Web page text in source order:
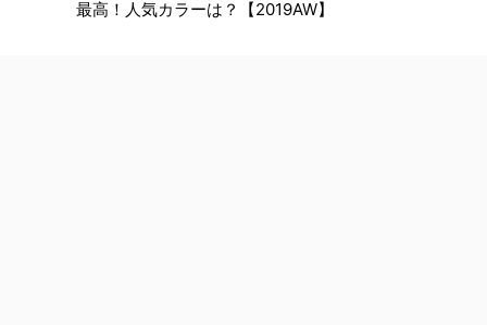
最高！人気カラーは？【2019AW】